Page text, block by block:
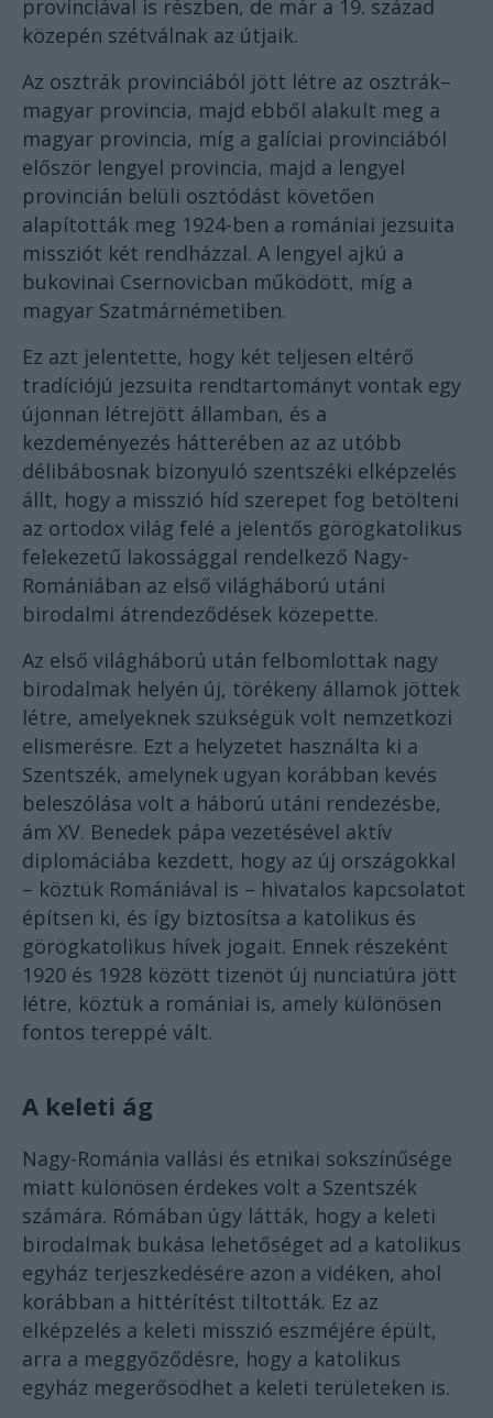
provinciával is részben, de már a 19. század
közepén szétválnak az útjaik.
Az osztrák provinciából jött létre az osztrák–
magyar provincia, majd ebből alakult meg a
magyar provincia, míg a galíciai provinciából
először lengyel provincia, majd a lengyel
provincián belüli osztódást követően
alapították meg 1924-ben a romániai jezsuita
missziót két rendházzal. A lengyel ajkú a
bukovinai Csernovicban működött, míg a
magyar Szatmárnémetiben.
Ez azt jelentette, hogy két teljesen eltérő
tradíciójú jezsuita rendtartományt vontak egy
újonnan létrejött államban, és a
kezdeményezés hátterében az az utóbb
délibábosnak bizonyuló szentszéki elképzelés
állt, hogy a misszió híd szerepet fog betölteni
az ortodox világ felé a jelentős görögkatolikus
felekezetű lakossággal rendelkező Nagy-
Romániában az első világháború utáni
birodalmi átrendeződések közepette.
Az első világháború után felbomlottak nagy
birodalmak helyén új, törékeny államok jöttek
létre, amelyeknek szükségük volt nemzetközi
elismerésre. Ezt a helyzetet használta ki a
Szentszék, amelynek ugyan korábban kevés
beleszólása volt a háború utáni rendezésbe,
ám XV. Benedek pápa vezetésével aktív
diplomáciába kezdett, hogy az új országokkal
– köztük Romániával is – hivatalos kapcsolatot
építsen ki, és így biztosítsa a katolikus és
görögkatolikus hívek jogait. Ennek részeként
1920 és 1928 között tizenöt új nunciatúra jött
létre, köztük a romániai is, amely különösen
fontos tereppé vált.
A keleti ág
Nagy-Románia vallási és etnikai sokszínűsége
miatt különösen érdekes volt a Szentszék
számára. Rómában úgy látták, hogy a keleti
birodalmak bukása lehetőséget ad a katolikus
egyház terjeszkedésére azon a vidéken, ahol
korábban a hittérítést tiltották. Ez az
elképzelés a keleti misszió eszméjére épült,
arra a meggyőződésre, hogy a katolikus
egyház megerősödhet a keleti területeken is.